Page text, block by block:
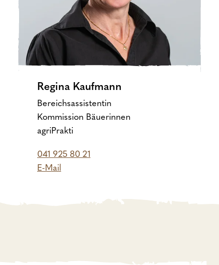
Regina Kaufmann
Bereichsassistentin
Kommission Bäuerinnen
agriPrakti
041 925 80 21
E-Mail